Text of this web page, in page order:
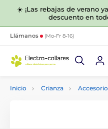
☀️ ¡Las rebajas de verano
descuento en
Llámanos (Mo-Fr 8-16)
Inicio Crianza